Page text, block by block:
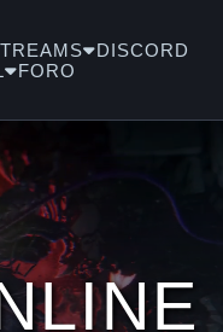
DISCORD
FORO